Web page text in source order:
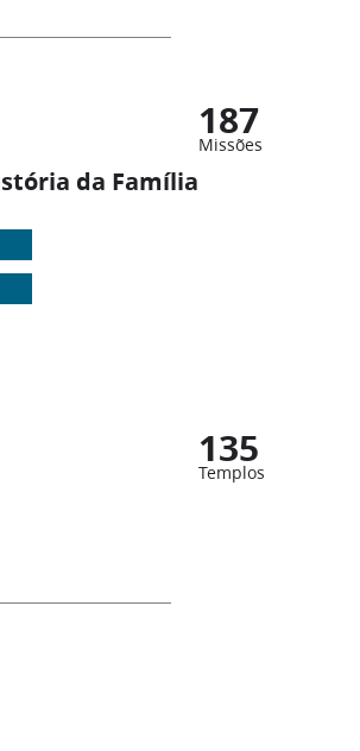
187
Missões
da Família
135
Templos